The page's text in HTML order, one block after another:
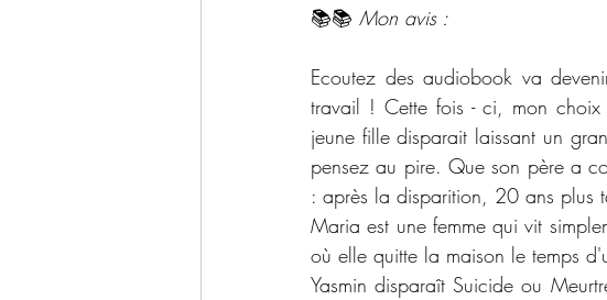
📚📚 Mon avis :
Ecoutez des audiobook va
travail ! Cette fois - ci, mon choix
jeune fille disparait laissant un
pensez au pire. Que son père a
: après la disparition, 20 ans plus
Maria est une femme qui vit
où elle quitte la maison le temps
Yasmin disparaît Suicide ou